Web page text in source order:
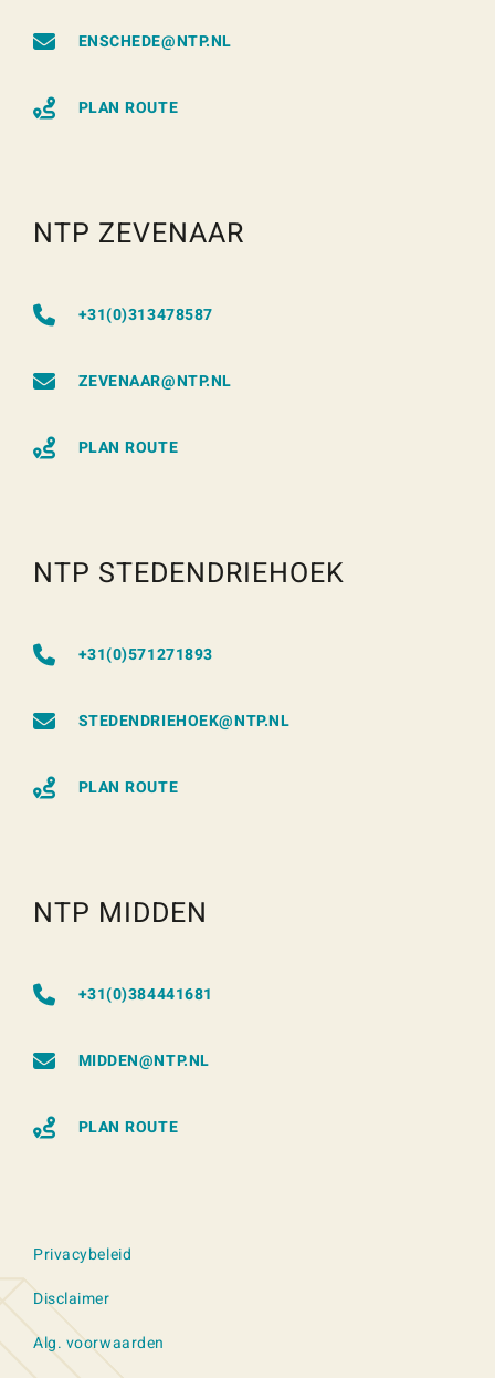
ENSCHEDE@NTP.NL
PLAN ROUTE
NTP ZEVENAAR
+31(0)313478587
ZEVENAAR@NTP.NL
PLAN ROUTE
NTP STEDENDRIEHOEK
+31(0)571271893
STEDENDRIEHOEK@NTP.NL
PLAN ROUTE
NTP MIDDEN
+31(0)384441681
MIDDEN@NTP.NL
PLAN ROUTE
Privacybeleid
Disclaimer
Alg. voorwaarden